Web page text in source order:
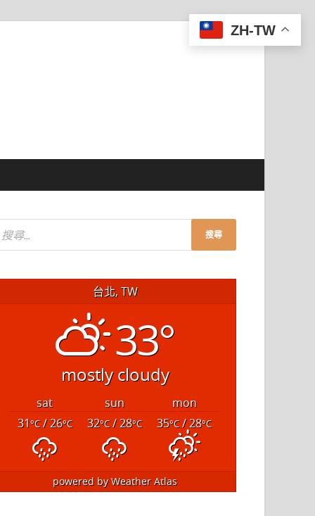
台北, TW
33°
mostly cloudy
sat sun
mon
31°C/ 26°C 32°C/ 28°C 35°C/ 28°C
powered byWeather Atlas
ZH-TW